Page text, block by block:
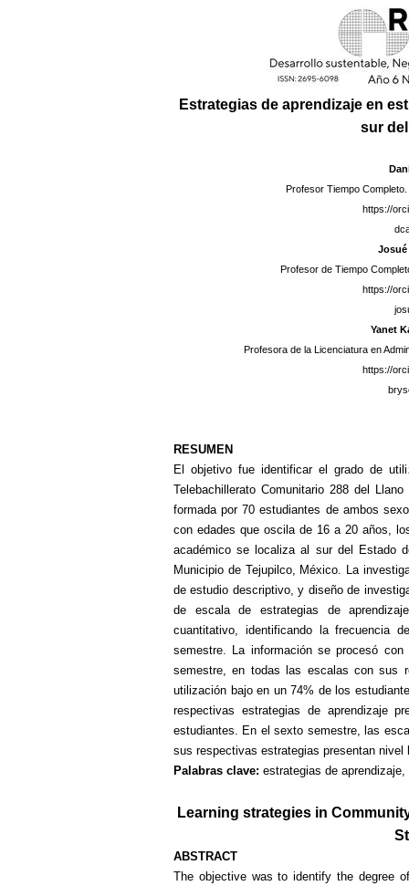
Estrategias de aprendizaje en
sur
Profesor Tiempo
https://
Josué
Profesor de Tiempo
https://
Yanet
Profesora de la Licenciatura en
https://
RESUMEN
El objetivo fue identificar el grado de
Telebachillerato Comunitario 288 del
formada por 70 estudiantes de ambos
con edades que oscila de 16 a 20 años,
académico se localiza al sur del Estado
Municipio de Tejupilco, México. La
de estudio descriptivo, y diseño de
de escala de estrategias de
cuantitativo, identificando la frecuencia
semestre. La información se procesó
semestre, en todas las escalas con sus
utilización bajo en un 74% de los
respectivas estrategias de aprendizaje
estudiantes. En el sexto semestre, las
sus respectivas estrategias presentan
Palabras clave: estrategias de
Learning strategies in
ABSTRACT
The objective was to identify the degree